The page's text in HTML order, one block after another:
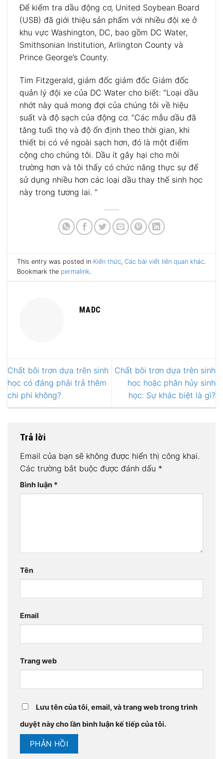
Để kiểm tra dầu động cơ, United Soybean Board
(USB) đã giới thiệu sản phẩm với nhiều đội xe ở
khu vực Washington, DC, bao gồm DC Water,
Smithsonian Institution, Arlington County và
Prince George’s County.
Tim Fitzgerald, giám đốc giám đốc Giám đốc
quản lý đội xe của DC Water cho biết: “Loại dầu
nhớt này quá mong đợi của chúng tôi về hiệu
suất và độ sạch của động cơ. “Các mẫu dầu đã
tăng tuổi thọ và độ ổn định theo thời gian, khi
thiết bị có vẻ ngoài sạch hơn, đó là một điểm
cộng cho chúng tôi. Dầu ít gây hại cho môi
trường hơn và tôi thấy có chức năng thực sự để
sử dụng nhiều hơn các loại dầu thay thế sinh học
này trong tương lai. “
This entry was posted in Kiến thức,Các bài viết liên quan khác.
Bookmark the permalink.
MADC
Chất bôi trơn dựa trên sinh
học có đáng phải trả thêm
chi phí không?
Chất bôi trơn dựa trên sinh
học hoặc phân hủy sinh
học: Sự khác biệt là gì?
Trả lời
Email của bạn sẽ không được hiển thị công khai.
Các trường bắt buộc được đánh dấu *
Bình luận *
Tên
Email
Trang web
Lưu tên của tôi, email, và trang web trong trình
duyệt này cho lần bình luận kế tiếp của tôi.